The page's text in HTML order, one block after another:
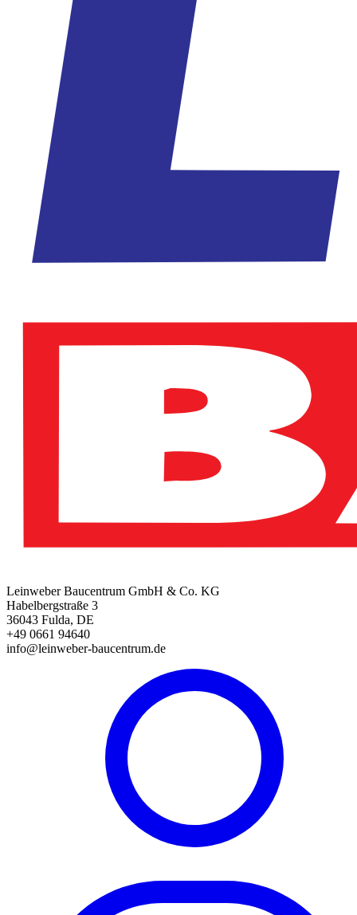
Leinweber Baucentrum GmbH & Co. KG
Habelbergstraße 3
36043 Fulda, DE
+49 0661 94640
info@leinweber-baucentrum.de